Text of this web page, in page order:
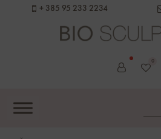
+ 385 95 233 2234
0